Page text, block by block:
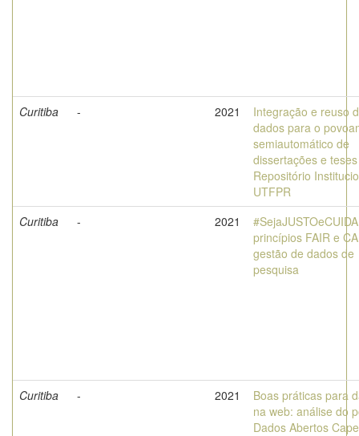
Curitiba - 2021
Integração e reuso
dados para o
semiautomático de
dissertações e
Repositório
UTFPR
Curitiba
- 2021
princípios FAIR e
gestão de dados de
pesquisa
Curitiba - 2021
Boas práticas para
na web: análise do
Dados Abertos